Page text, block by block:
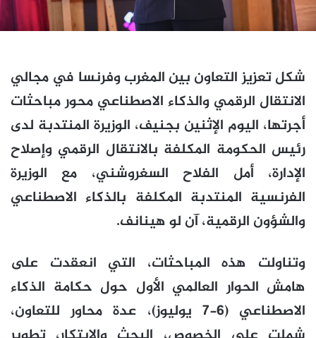
شكل تعزيز التعاون بين المغرب وفرنسا في مجالي
الانتقال الرقمي والذكاء الاصطناعي محور مباحثات
أجرتها، اليوم الإثنين بجنيف، الوزيرة المنتدبة لدى
رئيس الحكومة المكلفة بالانتقال الرقمي وإصلاح
الإدارة، أمل الفلاح السغروشني، مع الوزيرة
الفرنسية المنتدبة المكلفة بالذكاء الاصطناعي
والشؤون الرقمية، آن لو هينانف.
وتناولت هذه المباحثات، التي انعقدت على
هامش الحوار العالمي الأول حول حكامة الذكاء
الاصطناعي (6-7 يوليوز)، عدة محاور للتعاون،